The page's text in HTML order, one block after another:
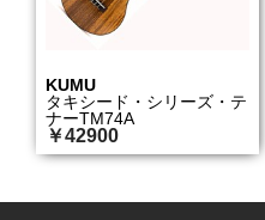
KUMU
タキシード・シリーズ・テ
ナーTM74A
￥42900